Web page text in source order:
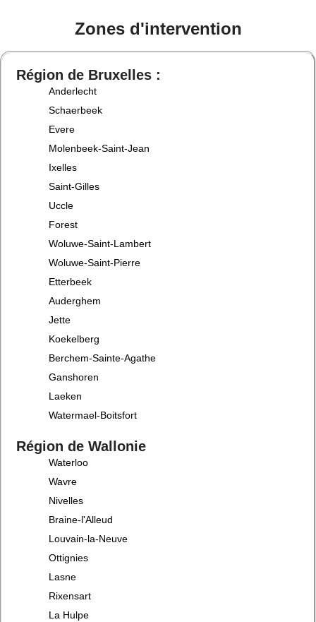
Zones d'intervention
Région de Bruxelles :
Anderlecht
Schaerbeek
Evere
Molenbeek-Saint-Jean
Ixelles
Saint-Gilles
Uccle
Forest
Woluwe-Saint-Lambert
Woluwe-Saint-Pierre
Etterbeek
Auderghem
Jette
Koekelberg
Berchem-Sainte-Agathe
Ganshoren
Laeken
Watermael-Boitsfort
Région de Wallonie
Waterloo
Wavre
Nivelles
Braine-l'Alleud
Louvain-la-Neuve
Ottignies
Lasne
Rixensart
La Hulpe